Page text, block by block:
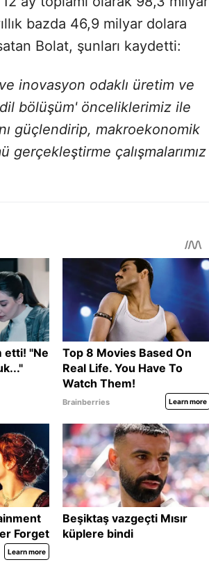
bazda 46,9 milyar dolara
Bolat, şunları kaydetti:
inovasyon odaklı üretim ve
bölüşüm' önceliklerimiz ile
güçlendirip, makroekonomik
gerçekleştirme çalışmalarımız